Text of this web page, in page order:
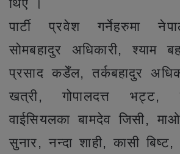
थिए ।
पार्टी प्रवेश गर्नेहरुमा
सोमबहादुर अधिकारी, श्याम
प्रसाद कडेँल, तर्कबहादुर
खत्री, गोपालदत्त भट्ट,
वाईसियलका बामदेव जिसी,
सुनार, नन्दा शाही, कासी बिष्ट,